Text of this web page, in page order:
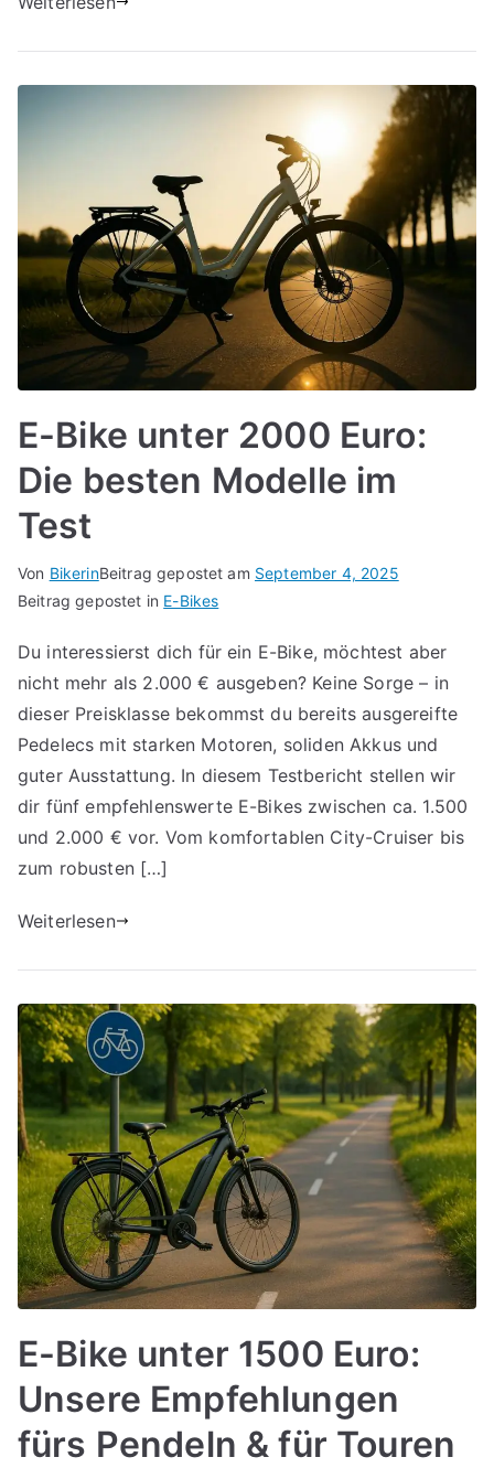
E-Bike unter 2000 Euro:
Die besten Modelle im
Test
Von BikerinBeitrag gepostet am September 4, 2025
Beitrag gepostet in E-Bikes
Du interessierst dich für ein E-Bike, möchtest aber
nicht mehr als 2.000 € ausgeben? Keine Sorge – in
dieser Preisklasse bekommst du bereits ausgereifte
Pedelecs mit starken Motoren, soliden Akkus und
guter Ausstattung. In diesem Testbericht stellen wir
dir fünf empfehlenswerte E-Bikes zwischen ca. 1.500
und 2.000 € vor. Vom komfortablen City-Cruiser bis
zum robusten […]
Weiterlesen
E-Bike unter 1500 Euro:
Unsere Empfehlungen
fürs Pendeln & für Touren